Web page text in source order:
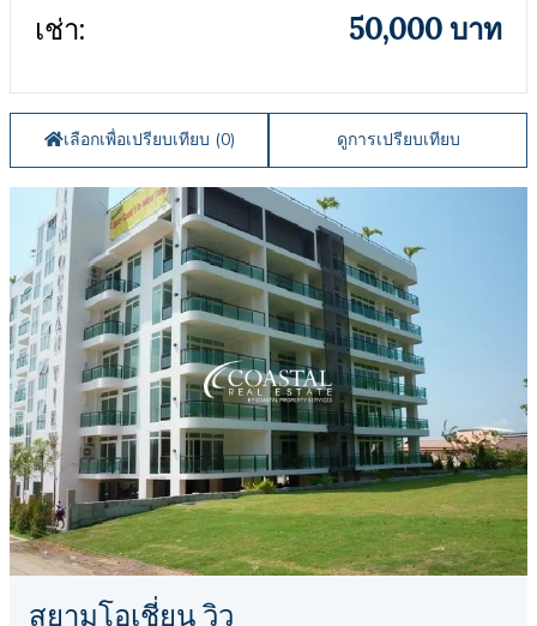
เช่า: 50,000 บาท
เลือกเพื่อเปรียบเทียบ (0) ดูการเปรียบเทียบ
สยามโอเชี่ยน วิว